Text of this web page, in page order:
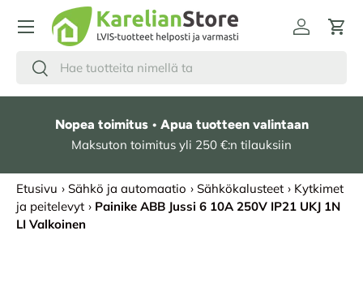
HYPPÄÄ SISÄLTÖÖN
Hae
Etsi
Kirjaudu
Nopea toimitus • Apua tuotteen valintaan
Maksuton toimitus yli 250 €:n tilauksiin
Etusivu › Sähkö ja automaatio › Sähkökalusteet › Kytkimet
ja peitelevyt › Painike ABB Jussi 6 10A 250V IP21 UKJ 1N
LI Valkoinen